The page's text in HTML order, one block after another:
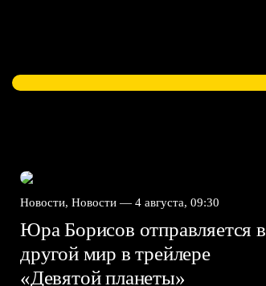
Новости, Новости — 4 августа, 09:30
Юра Борисов отправляется в
другой мир в трейлере
«Девятой планеты»